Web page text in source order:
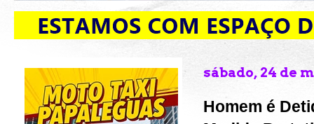
sábado, 24 de
Homem é